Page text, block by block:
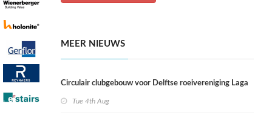
MEER NIEUWS
Circulair clubgebouw voor Delftse roeivereniging Laga
Tue 4th Aug